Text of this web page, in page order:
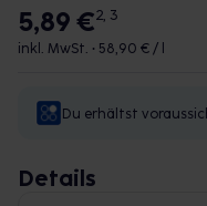
5,89 €2, 3
inkl. MwSt. • 58,90 € / l
Du erhältst
Details